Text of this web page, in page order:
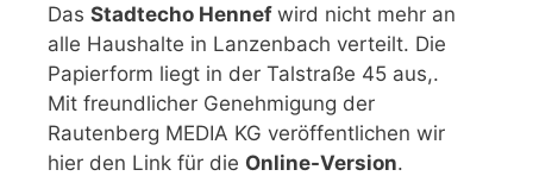
Das Stadtecho Hennef wird nicht mehr an
alle Haushalte in Lanzenbach verteilt. Die
Papierform liegt in der Talstraße 45 aus,.
Mit freundlicher Genehmigung der
Rautenberg MEDIA KG veröffentlichen wir
hier den Link für die Online-Version.